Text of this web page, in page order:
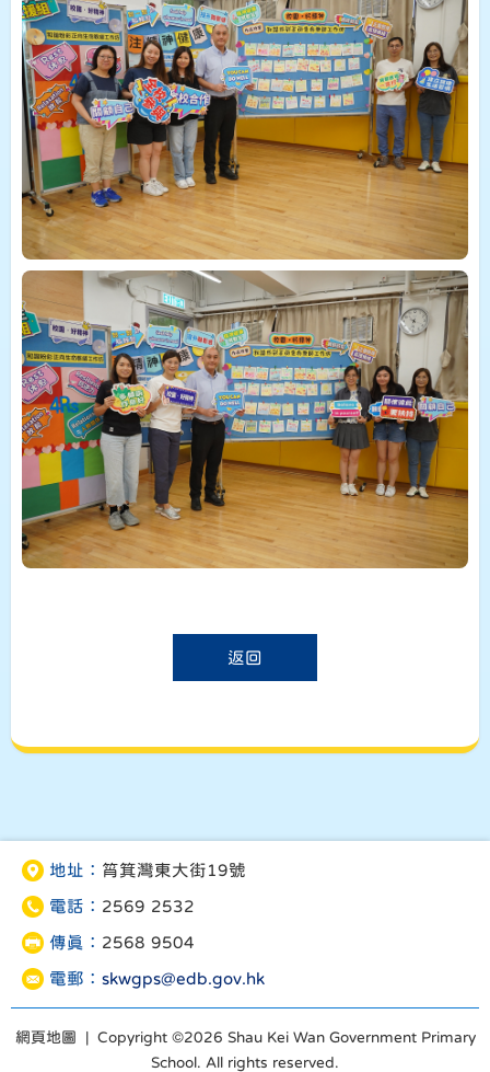
返回
地址： 筲箕灣東大街19號
電話： 2569 2532
傳真： 2568 9504
電郵： skwgps@edb.gov.hk
網頁地圖 | Copyright ©2026 Shau Kei Wan Government Primary
School. All rights reserved.